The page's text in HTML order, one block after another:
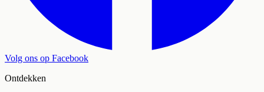
Volg ons op Facebook
Ontdekken